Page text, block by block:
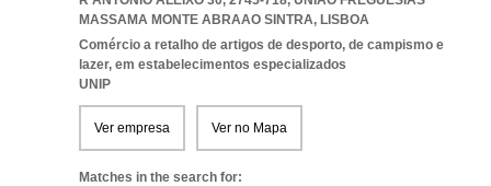
MASSAMA MONTE ABRAAO SINTRA, LISBOA
Comércio a retalho de artigos de desporto, de campismo e
lazer, em estabelecimentos especializados
UNIP
Ver empresa Ver no Mapa
Matches in the search for: